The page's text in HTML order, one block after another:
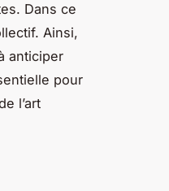
Dans ce
Ainsi,
anticiper
pour
l’art